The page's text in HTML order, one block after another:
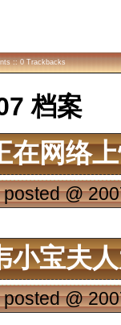
:: 0 Trackbacks
档案
在网络
posted @
小宝夫
posted @